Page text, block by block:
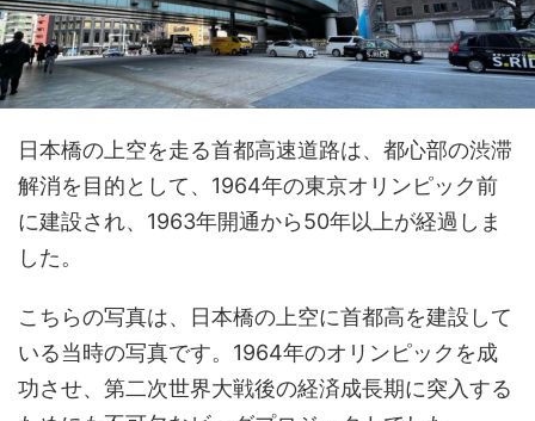
日本橋の上空を走る首都高速道路は、都心部の渋滞
解消を目的として、1964年の東京オリンピック前
に建設され、1963年開通から50年以上が経過しま
した。
こちらの写真は、日本橋の上空に首都高を建設して
いる当時の写真です。1964年のオリンピックを成
功させ、第二次世界大戦後の経済成長期に突入する